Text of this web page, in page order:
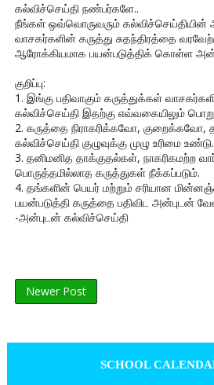
கல்விச்செய்தி நண்பர்களே..
நீங்கள் ஒவ்வொருவரும் கல்விச்செய்தியின்
வாசகர்களின் கருத்து சுதந்திரத்தை
ஆரோக்கியமாக பயன்படுத்திக் கொள்ள
குறிப்பு:
1. இங்கு பதிவாகும் கருத்துக்கள்
கல்விச்செய்தி இதற்கு எவ்வகையிலும்
2. கருத்தை நிராகரிக்கவோ,
கல்விச்செய்தி குழுவுக்கு முழு உரிமை உண்டு.
3. தனிமனித தாக்குதல்கள், நாகரிகமற்ற
பொருத்தமில்லாத கருத்துகள் நீக்கப்படும்.
4. தங்களின் பெயர் மற்றும் சரியான
பயன்படுத்தி கருத்தை பதிவிட அன்புடன்
-அன்புடன் கல்விச்செய்தி
Newer Post
SCHOOL